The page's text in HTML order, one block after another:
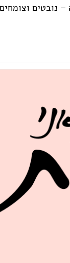
– נובטים